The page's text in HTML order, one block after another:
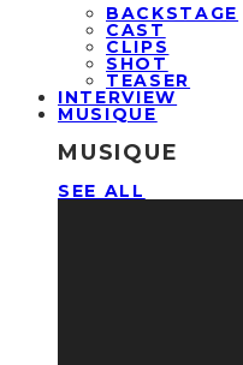
BACKSTAGE
CAST
CLIPS
SHOT
TEASER
INTERVIEW
MUSIQUE
MUSIQUE
SEE ALL